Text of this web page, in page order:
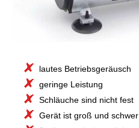
lautes Betriebsgeräusch
geringe Leistung
Schläuche sind nicht fest
Gerät ist groß und schwer